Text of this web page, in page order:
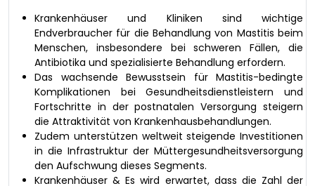
Krankenhäuser und Kliniken sind wichtige
Endverbraucher für die Behandlung von Mastitis beim
Menschen, insbesondere bei schweren Fällen, die
Antibiotika und spezialisierte Behandlung erfordern.
Das wachsende Bewusstsein für Mastitis-bedingte
Komplikationen bei Gesundheitsdienstleistern und
Fortschritte in der postnatalen Versorgung steigern
die Attraktivität von Krankenhausbehandlungen.
Zudem unterstützen weltweit steigende Investitionen
in die Infrastruktur der Müttergesundheitsversorgung
den Aufschwung dieses Segments.
Krankenhäuser & Es wird erwartet, dass die Zahl der